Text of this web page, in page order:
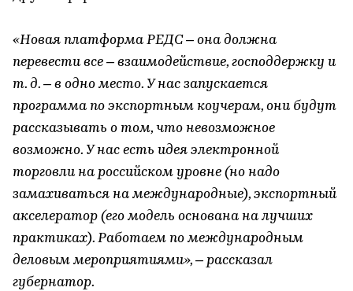
«Новая платформа РЕДС – она должна
перевести все – взаимодействие, господдержку и
т. д. – в одно место. У нас запускается
программа по экспортным коучерам, они будут
рассказывать о том, что невозможное
возможно. У нас есть идея электронной
торговли на российском уровне (но надо
замахиваться на международные), экспортный
акселератор (его модель основана на лучших
практиках). Работаем по международным
деловым мероприятиями», – рассказал
губернатор.